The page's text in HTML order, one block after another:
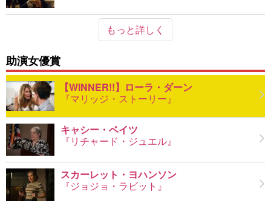
もっと詳しく
助演女優賞
ローラ・ダーン
『マリッジ・ストーリー』
キャシー・ベイツ
『リチャード・ジュエル』
スカーレット・ヨハンソン
『ジョジョ・ラビット』